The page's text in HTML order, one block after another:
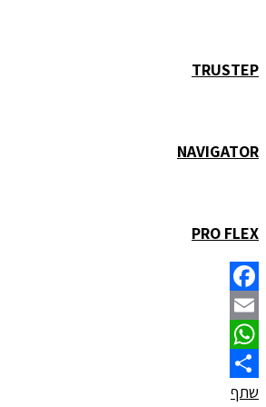
TRUSTEP
NAVIGATOR
PRO FLEX
Facebook
Email
WhatsApp
שתף